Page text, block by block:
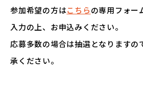
参加希望の方はこちらの専用フォー
入力の上、お申込みください。
応募多数の場合は抽選となりますの
承ください。